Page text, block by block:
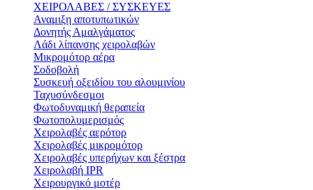
ΧΕΙΡΟΛΑΒΕΣ / ΣΥΣΚΕΥΕΣ
Αναμιξη αποτυπωτικών
Δονητής Αμαλγάματος
Λάδι λίπανσης χειρολαβών
Μικρομότορ αέρα
Σοδοβολή
Συσκευή οξειδίου του αλουμινίου
Ταχυσύνδεσμοι
Φωτοδυναμική θεραπεία
Φωτοπολυμερισμός
Χειρολαβές αερότορ
Χειρολαβές μικρομότορ
Χειρολαβές υπερήχων και ξέστρα
Χειρολαβή IPR
Χειρουργικό μοτέρ